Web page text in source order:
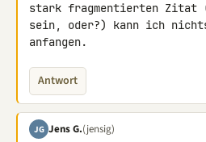
stark fragmentierten Zitat
sein, oder?) kann ich
anfangen.
Antwort
JG Jens G.(jensig)